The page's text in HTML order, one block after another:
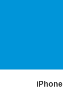
iPhone